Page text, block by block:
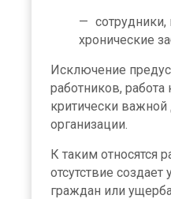
хронические
Исключение
работников, работа
критически
организации.
К таким относятся
отсутствие
граждан или